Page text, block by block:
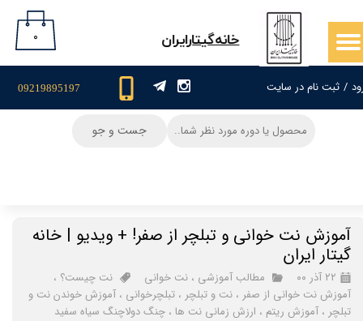
/ ثبت نام در سایت
حساب کاربری من
سفارشات
09219895197
​خانه‌گیتار‌ایران ۰
جست و جو
آموزش نت خوانی و تبلچر از صفر! + ویدیو | خانه
گیتار ایران
۲۲ آذر ۰۰ مطالب آموزشی ، نت خوانی نت چیست؟ ،
آموزش نت خوانی از صفر ، نت و تبلچر ، تبلچرخوانی ، آموزش خوندن نت و
تبلچر ، آموزش ریتم ، ارزش زمانی نت ها ، چنگ دولاچنگ سیاه سفید